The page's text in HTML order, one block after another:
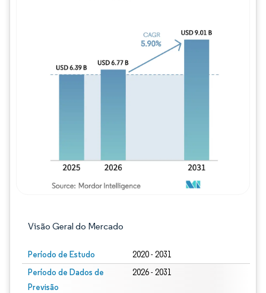
Visão Geral do Mercado
Período de Estudo 2020 - 2031
Período de Dados de
Previsão
2026 - 2031